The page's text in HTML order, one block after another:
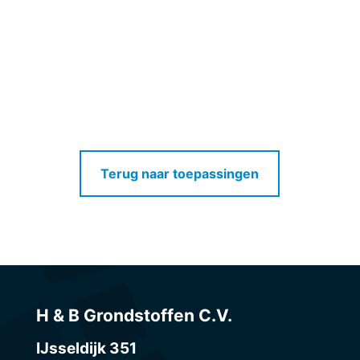
Terug naar toepassingen
H & B Grondstoffen C.V.
IJsseldijk 351